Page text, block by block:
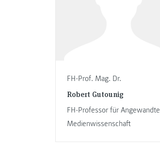
FH-Prof. Mag. Dr.
Robert Gutounig
FH-Professor für Angewandte
Medienwissenschaft